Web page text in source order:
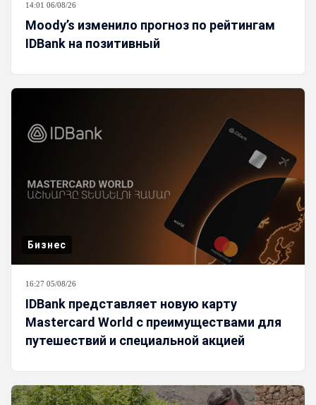
14:01 06/08/26
Moody’s изменило прогноз по рейтингам
IDBank на позитивный
Бизнес
16:27 05/08/26
IDBank представляет новую карту
Mastercard World с преимуществами для
путешествий и специальной акцией